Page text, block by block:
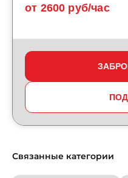
от 2600 руб/час
Связанные категории